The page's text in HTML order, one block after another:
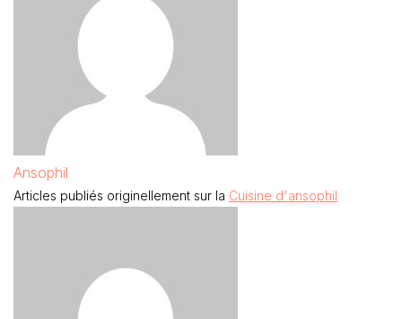
Ansophil
Articles publiés originellement sur la Cuisine d'ansophil